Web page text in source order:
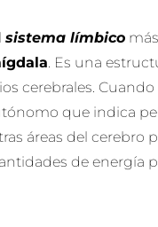
sistema límbicomás
. Es una
cerebrales.
que indica
áreas del cerebro
de energía